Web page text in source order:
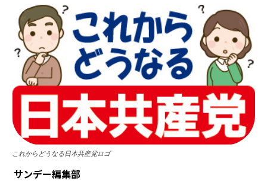
これからどうなる日本共産党ロゴ
サンデー編集部